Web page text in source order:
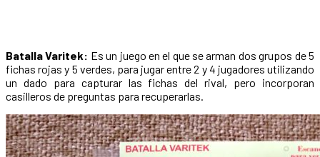
Batalla Varitek: Es un juego en el que se arman dos grupos de 5
fichas rojas y 5 verdes, para jugar entre 2 y 4 jugadores utilizando
un dado para capturar las fichas del rival, pero incorporan
casilleros de preguntas para recuperarlas.